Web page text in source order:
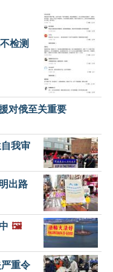
检测
对俄至关重要
我审
出路
🖼️
重令